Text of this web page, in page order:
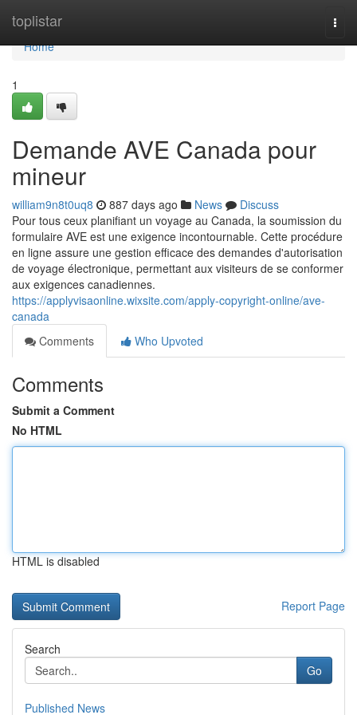
toplistar
Home
Home
1
Demande AVE Canada pour
mineur
william9n8t0uq8 887 days ago News
Discuss
Pour tous ceux planifiant un voyage au Canada, la soumission du
formulaire AVE est une exigence incontournable. Cette procédure
en ligne assure une gestion efficace des demandes d'autorisation
de voyage électronique, permettant aux visiteurs de se conformer
aux exigences canadiennes.
https://applyvisaonline.wixsite.com/apply-copyright-online/ave-
canada
Comments
Who Upvoted
Comments
Submit a Comment
No HTML
HTML is disabled
Report Page
Search
Go
Published News